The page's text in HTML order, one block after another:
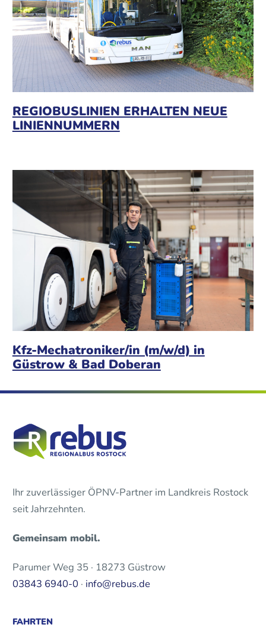
REGIOBUSLINIEN ERHALTEN NEUE
LINIENNUMMERN
Kfz-Mechatroniker/in (m/w/d) in
Güstrow & Bad Doberan
Ihr zuverlässiger ÖPNV-Partner im Landkreis Rostock
seit Jahrzehnten.
Gemeinsam mobil.
Parumer Weg 35 · 18273 Güstrow
03843 6940-0 · info@rebus.de
FAHRTEN